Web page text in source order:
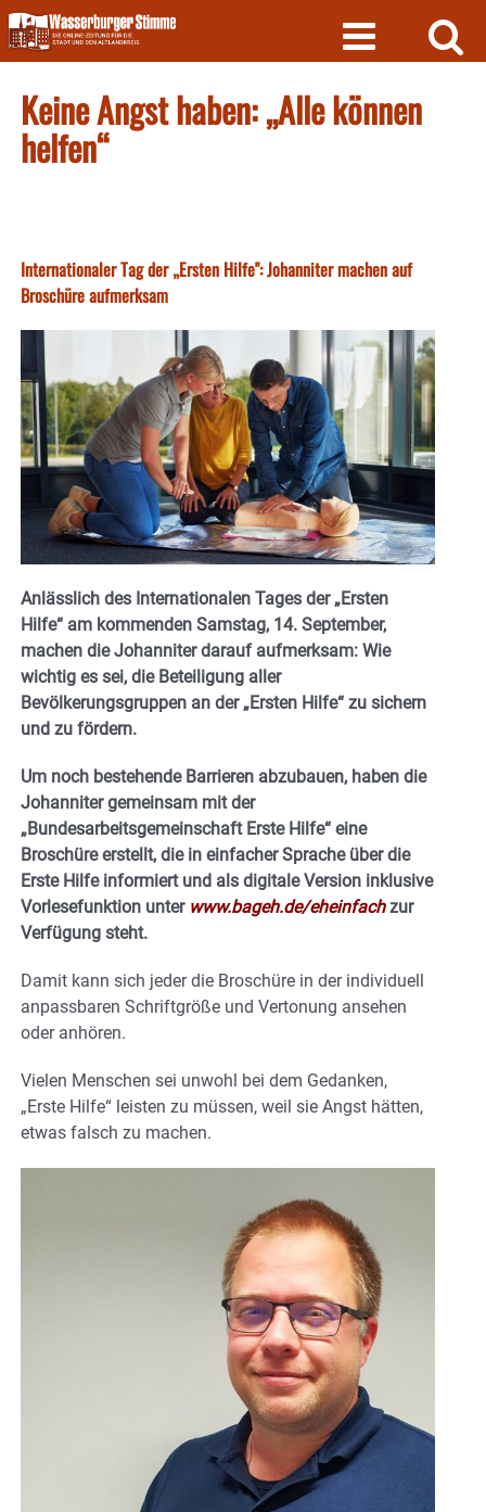
Skip
to
content
Keine Angst haben: „Alle können
helfen“
Internationaler Tag der „Ersten Hilfe": Johanniter machen auf
Broschüre aufmerksam
Anlässlich des Internationalen Tages der „Ersten
Hilfe“ am kommenden Samstag, 14. September,
machen die Johanniter darauf aufmerksam: Wie
wichtig es sei, die Beteiligung aller
Bevölkerungsgruppen an der „Ersten Hilfe“ zu sichern
und zu fördern.
Um noch bestehende Barrieren abzubauen, haben die
Johanniter gemeinsam mit der
„Bundesarbeitsgemeinschaft Erste Hilfe“ eine
Broschüre erstellt, die in einfacher Sprache über die
Erste Hilfe informiert und als digitale Version inklusive
Vorlesefunktion unter www.bageh.de/eheinfachzur
Verfügung steht.
Damit kann sich jeder die Broschüre in der individuell
anpassbaren Schriftgröße und Vertonung ansehen
oder anhören.
Vielen Menschen sei unwohl bei dem Gedanken,
„Erste Hilfe“ leisten zu müssen, weil sie Angst hätten,
etwas falsch zu machen.